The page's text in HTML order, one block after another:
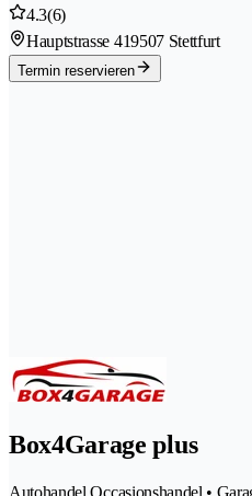
4.3(6)
Hauptstrasse 419507 Stettfurt
Termin reservieren
Box4Garage plus
Autohandel Occasionshandel •